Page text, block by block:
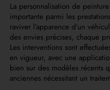
La personnalisation de
importante parmi les
raviver l’apparence d’un
des envies précises, chaque
Les interventions sont
en vigueur, avec une
bien sur des modèles récents
anciennes nécessitant un